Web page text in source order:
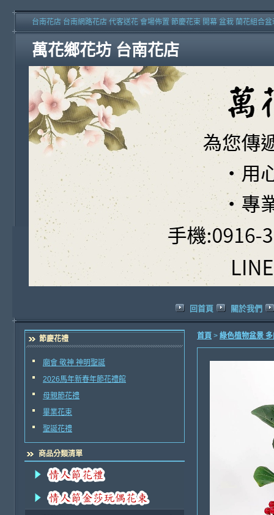
萬花鄉花坊 台南花店
台南花店 台南網路花店 代客送花 會場佈置 節慶花束 開幕 盆栽 蘭花組合
回首頁 關於我們
節慶花禮
廟會 敬神 神明聖誕
2026馬年新春年節花禮館
母親節花禮
畢業花束
聖誕花禮
商品分類清單
首頁 > 綠色植物盆景